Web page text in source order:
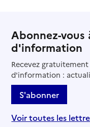
Abonnez-
d'information
Recevez
d'information :
S'abonner
Voir toutes les